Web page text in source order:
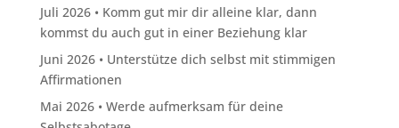
Juli 2026 • Komm gut mir dir alleine klar, dann
kommst du auch gut in einer Beziehung klar
Juni 2026 • Unterstütze dich selbst mit stimmigen
Affirmationen
Mai 2026 • Werde aufmerksam für deine